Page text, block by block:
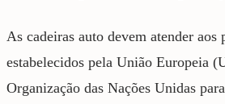
As cadeiras auto devem atender aos
estabelecidos pela União Europeia
Organização das Nações Unidas